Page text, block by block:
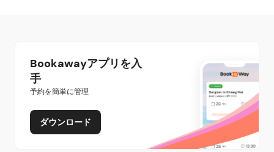
Bookawayアプリを入
手
予約を簡単に管理
ダウンロード